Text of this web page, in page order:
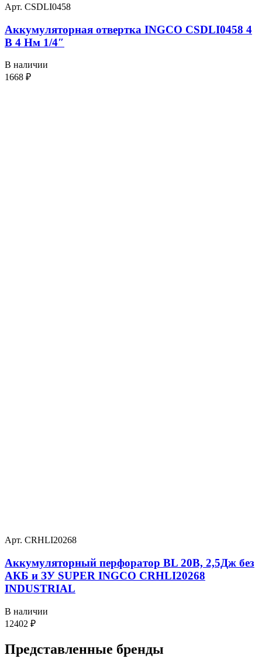
Арт. CSDLI0458
Аккумуляторная отвертка INGCO CSDLI0458 4
В 4 Нм 1/4″
В наличии
1668 ₽
Арт. CRHLI20268
Аккумуляторный перфоратор BL 20В, 2,5Дж без
АКБ и ЗУ SUPER INGCO CRHLI20268
INDUSTRIAL
В наличии
12402 ₽
Представленные бренды